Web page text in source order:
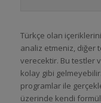
Türkçe olan
analiz etmeniz, diğer
verecektir. Bu testler
kolay gibi
programlar ile
üzerinde kendi